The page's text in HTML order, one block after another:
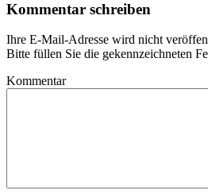
Kommentar schreiben
Ihre E-Mail-Adresse wird nicht
Bitte füllen Sie die gekennzeichneten
Kommentar